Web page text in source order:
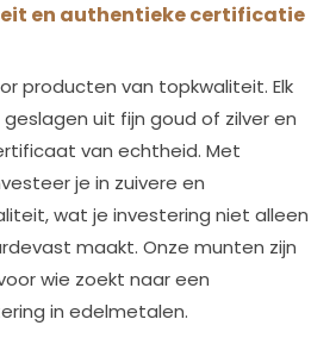
en authentieke certificatie
producten van topkwaliteit. Elk
uit fijn goud of zilver en
van echtheid. Met
je in zuivere en
wat je investering niet alleen
maakt. Onze munten zijn
wie zoekt naar een
in edelmetalen.